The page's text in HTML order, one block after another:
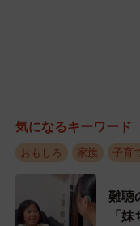
気になるキーワード
おもしろ 家族 子育
難聴
「